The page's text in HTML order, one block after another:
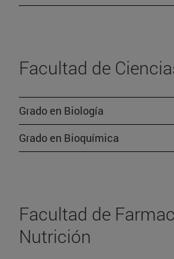
Facultad de
Grado en Biología
Grado en Bioquímica
Facultad de
Nutrición